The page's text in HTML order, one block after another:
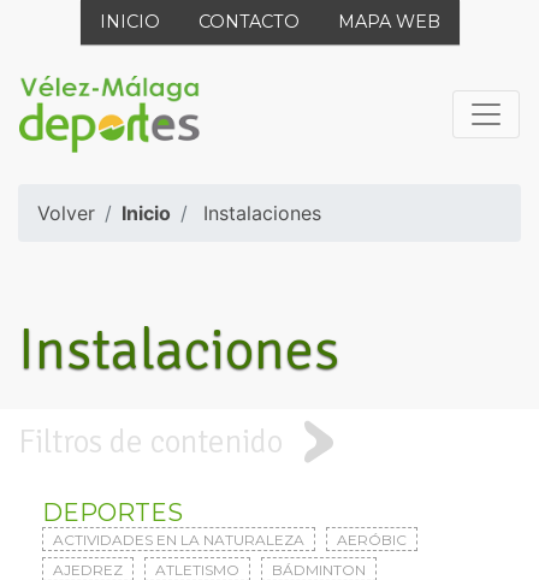
INICIO CONTACTO MAPA WEB
Volver Inicio Instalaciones
Instalaciones
Filtros de contenido
DEPORTES
ACTIVIDADES EN LA NATURALEZA
AERÓBIC
AJEDREZ
ATLETISMO
BÁDMINTON